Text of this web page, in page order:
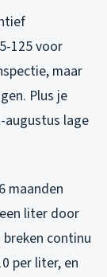
125 voor
maar
Plus je
augustus lage
maanden
liter door
continu
per liter, en